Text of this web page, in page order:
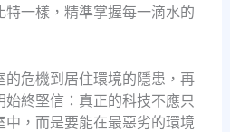
一樣，精準掌握每一滴水的
危機到居住環境的隱患，再
終堅信：真正的科技不應只
，而是要能在最惡劣的環境